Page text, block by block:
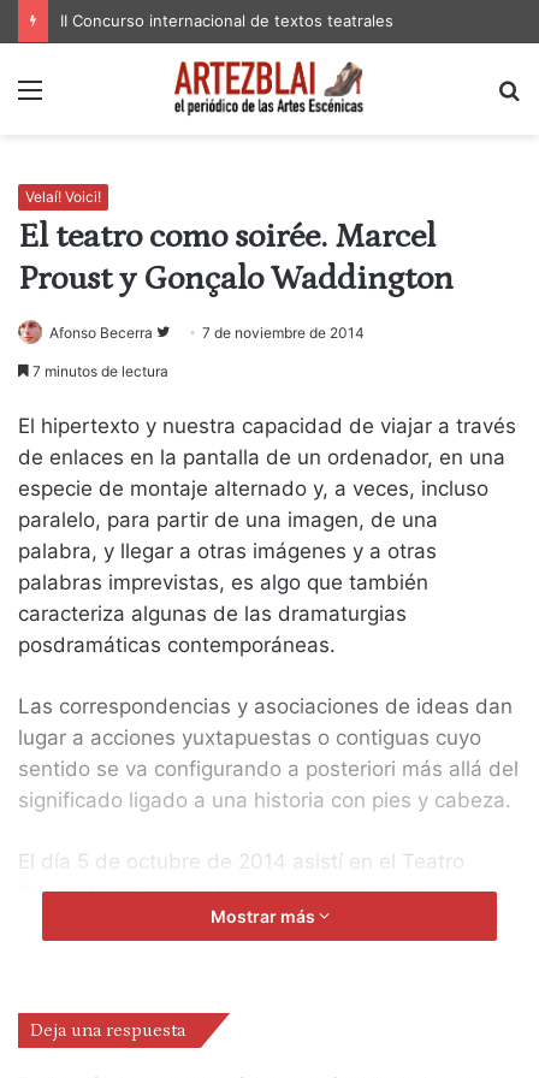
II Concurso internacional de textos teatrales
Menú
Velaí! Voici!
El teatro como soirée. Marcel
Proust y Gonçalo Waddington
Afonso Becerra
Follow7 de noviembre de 2014
7 minutos de lectura
El hipertexto y nuestra capacidad de viajar a través
de enlaces en la pantalla de un ordenador, en una
especie de montaje alternado y, a veces, incluso
paralelo, para partir de una imagen, de una
palabra, y llegar a otras imágenes y a otras
palabras imprevistas, es algo que también
caracteriza algunas de las dramaturgias
posdramáticas contemporáneas.
Las correspondencias y asociaciones de ideas dan
lugar a acciones yuxtapuestas o contiguas cuyo
sentido se va configurando a posteriori más allá del
significado ligado a una historia con pies y cabeza.
El día 5 de octubre de 2014 asistí en el Teatro
Carlos Alberto de O Porto a un prodigioso
espectáculo titulado ALBERTINE, O CONTINENTE
los diarios de Marcel Proust y en su mítica novela
En busca del tiempo perdido, recoge el
Mostrar más
Deja una respuesta